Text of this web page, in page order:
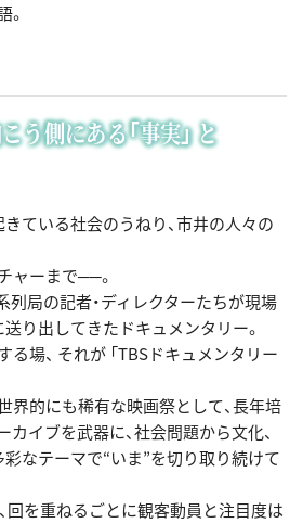
。
う側にある「事実」 と
ている社会のうねり、市井の人々の
ャーまで──。
局の記者・ディレクターたちが現場
り出してきたドキュメンタリー。
場、 それが 「TBSドキュメンタリー
界的にも稀有な映画祭として、長年培
イブを武器に、社会問題から文化、
彩なテーマで“いま”を切り取り続けて
回を重ねるごとに観客動員と注目度は